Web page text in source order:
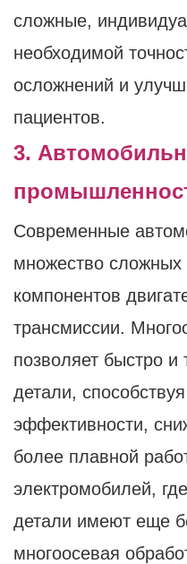
сложные,
необходимой
осложнений и
пациентов.
3.
Современные
множество сложных
компонентов
трансмиссии.
позволяет быстро и
детали,
эффективности,
более плавной
электромобилей,
детали имеют еще
многоосевая